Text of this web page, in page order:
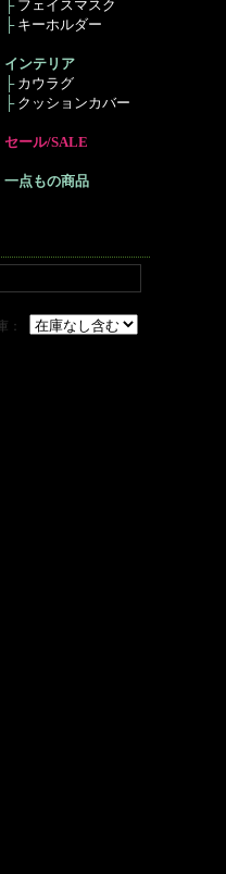
├ フェイスマスク
├ キーホルダー
インテリア
├ カウラグ
├ クッションカバー
セール/SALE
一点もの商品
：